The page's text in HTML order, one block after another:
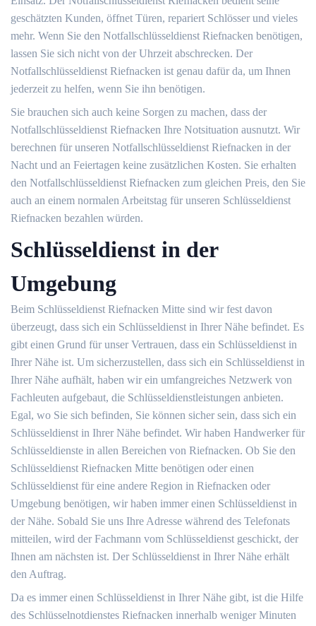
geschätzten Kunden, öffnet Türen, repariert Schlösser und vieles
mehr. Wenn Sie den Notfallschlüsseldienst Riefnacken benötigen,
lassen Sie sich nicht von der Uhrzeit abschrecken. Der
Notfallschlüsseldienst Riefnacken ist genau dafür da, um Ihnen
jederzeit zu helfen, wenn Sie ihn benötigen.
Sie brauchen sich auch keine Sorgen zu machen, dass der
Notfallschlüsseldienst Riefnacken Ihre Notsituation ausnutzt. Wir
berechnen für unseren Notfallschlüsseldienst Riefnacken in der
Nacht und an Feiertagen keine zusätzlichen Kosten. Sie erhalten
den Notfallschlüsseldienst Riefnacken zum gleichen Preis, den Sie
auch an einem normalen Arbeitstag für unseren Schlüsseldienst
Riefnacken bezahlen würden.
Schlüsseldienst in der
Umgebung
Beim Schlüsseldienst Riefnacken Mitte sind wir fest davon
überzeugt, dass sich ein Schlüsseldienst in Ihrer Nähe befindet. Es
gibt einen Grund für unser Vertrauen, dass ein Schlüsseldienst in
Ihrer Nähe ist. Um sicherzustellen, dass sich ein Schlüsseldienst in
Ihrer Nähe aufhält, haben wir ein umfangreiches Netzwerk von
Fachleuten aufgebaut, die Schlüsseldienstleistungen anbieten.
Egal, wo Sie sich befinden, Sie können sicher sein, dass sich ein
Schlüsseldienst in Ihrer Nähe befindet. Wir haben Handwerker für
Schlüsseldienste in allen Bereichen von Riefnacken. Ob Sie den
Schlüsseldienst Riefnacken Mitte benötigen oder einen
Schlüsseldienst für eine andere Region in Riefnacken oder
Umgebung benötigen, wir haben immer einen Schlüsseldienst in
der Nähe. Sobald Sie uns Ihre Adresse während des Telefonats
mitteilen, wird der Fachmann vom Schlüsseldienst geschickt, der
Ihnen am nächsten ist. Der Schlüsseldienst in Ihrer Nähe erhält
den Auftrag.
Da es immer einen Schlüsseldienst in Ihrer Nähe gibt, ist die Hilfe
des Schlüsselnotdienstes Riefnacken innerhalb weniger Minuten